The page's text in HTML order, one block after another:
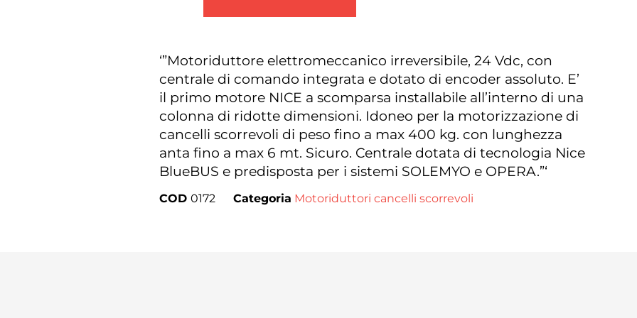
‘”Motoriduttore elettromeccanico irreversibile, 24 Vdc, con
centrale di comando integrata e dotato di encoder assoluto. E’
il primo motore NICE a scomparsa installabile all’interno di una
colonna di ridotte dimensioni. Idoneo per la motorizzazione di
cancelli scorrevoli di peso fino a max 400 kg. con lunghezza
anta fino a max 6 mt. Sicuro. Centrale dotata di tecnologia Nice
BlueBUS e predisposta per i sistemi SOLEMYO e OPERA.”‘
COD 0172 Categoria Motoriduttori cancelli scorrevoli